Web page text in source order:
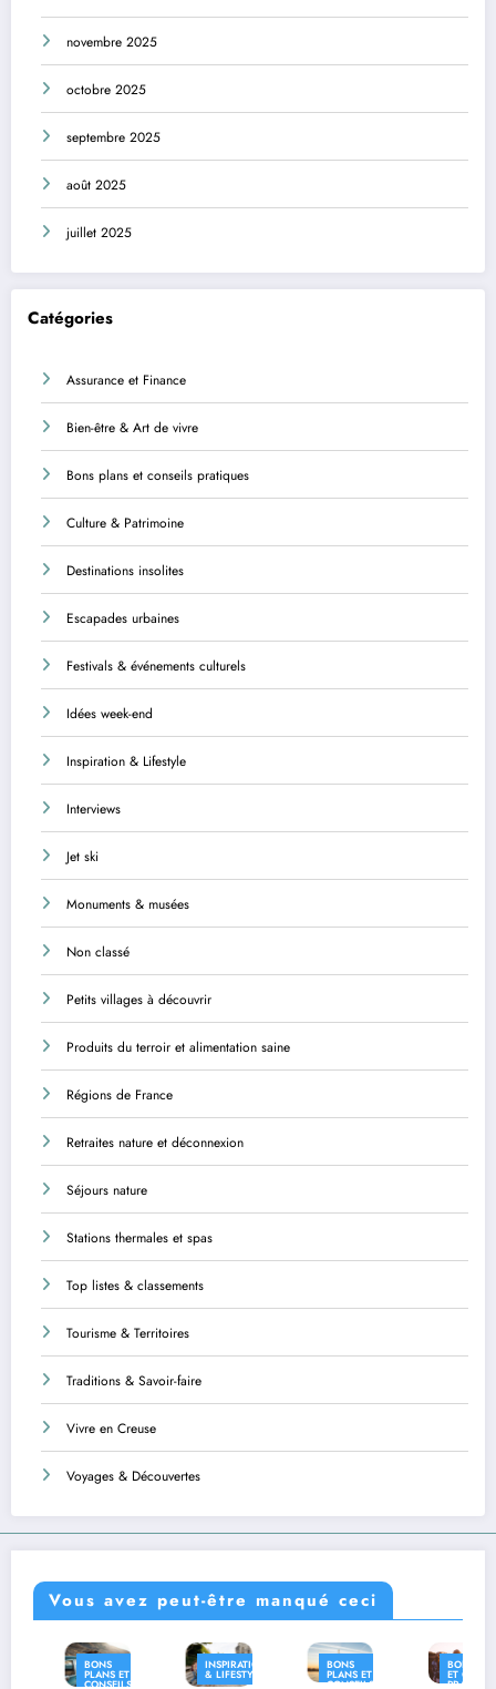
novembre 2025
octobre 2025
septembre 2025
août 2025
juillet 2025
Catégories
Assurance et Finance
Bien-être & Art de vivre
Bons plans et conseils pratiques
Culture & Patrimoine
Destinations insolites
Escapades urbaines
Festivals & événements culturels
Idées week-end
Inspiration & Lifestyle
Interviews
Jet ski
Monuments & musées
Non classé
Petits villages à découvrir
Produits du terroir et alimentation saine
Régions de France
Retraites nature et déconnexion
Séjours nature
Stations thermales et spas
Top listes & classements
Tourisme & Territoires
Traditions & Savoir-faire
Vivre en Creuse
Voyages & Découvertes
Vous avez peut-être manqué ceci
INSPIRATION
& LIFESTYLE
BONS PLANS
ET CONSEILS